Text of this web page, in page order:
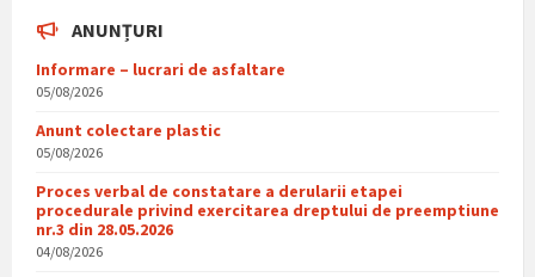
ANUNȚURI
Informare – lucrari de asfaltare
05/08/2026
Anunt colectare plastic
05/08/2026
Proces verbal de constatare a derularii etapei
procedurale privind exercitarea dreptului de preemptiune
nr.3 din 28.05.2026
04/08/2026